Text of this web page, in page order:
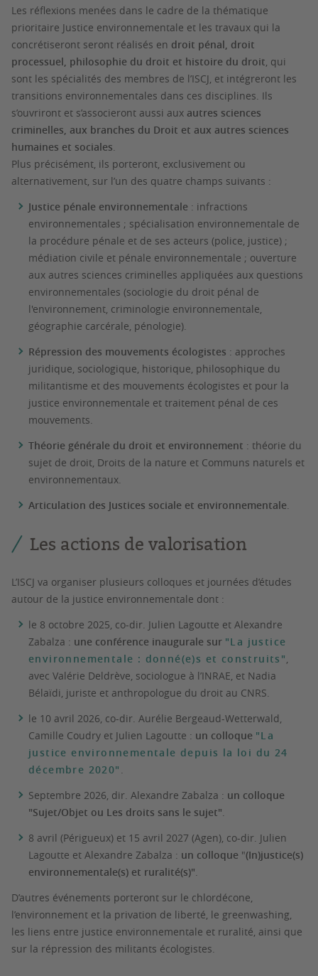
Les réflexions menées dans le cadre de la thématique
prioritaire Justice environnementale et les travaux qui la
concrétiseront seront réalisés en droit pénal, droit
processuel, philosophie du droit et histoire du droit, qui
sont les spécialités des membres de l’ISCJ, et intégreront les
transitions environnementales dans ces disciplines. Ils
s’ouvriront et s’associeront aussi aux autres sciences
criminelles, aux branches du Droit et aux autres sciences
humaines et sociales.
Plus précisément, ils porteront, exclusivement ou
alternativement, sur l’un des quatre champs suivants :
Justice pénale environnementale : infractions
environnementales ; spécialisation environnementale de
la procédure pénale et de ses acteurs (police, justice) ;
médiation civile et pénale environnementale ; ouverture
aux autres sciences criminelles appliquées aux questions
environnementales (sociologie du droit pénal de
l'environnement, criminologie environnementale,
géographie carcérale, pénologie).
Répression des mouvements écologistes : approches
juridique, sociologique, historique, philosophique du
militantisme et des mouvements écologistes et pour la
justice environnementale et traitement pénal de ces
mouvements.
Théorie générale du droit et environnement : théorie du
sujet de droit, Droits de la nature et Communs naturels et
environnementaux.
Articulation des Justices sociale et environnementale.
Les actions de valorisation
L’ISCJ va organiser plusieurs colloques et journées d’études
autour de la justice environnementale dont :
le 8 octobre 2025, co-dir. Julien Lagoutte et Alexandre
Zabalza : une conférence inaugurale sur "La justice
environnementale : donné(e)s et construits",
avec Valérie Deldrève, sociologue à l’INRAE, et Nadia
Bélaïdi, juriste et anthropologue du droit au CNRS.
le 10 avril 2026, co-dir. Aurélie Bergeaud-Wetterwald,
Camille Coudry et Julien Lagoutte : un colloque "La
justice environnementale depuis la loi du 24
décembre 2020" .
Septembre 2026, dir. Alexandre Zabalza : un colloque
"Sujet/Objet ou Les droits sans le sujet".
8 avril (Périgueux) et 15 avril 2027 (Agen), co-dir. Julien
Lagoutte et Alexandre Zabalza : un colloque "(In)justice(s)
environnementale(s) et ruralité(s)".
D’autres événements porteront sur le chlordécone,
l’environnement et la privation de liberté, le greenwashing,
les liens entre justice environnementale et ruralité, ainsi que
sur la répression des militants écologistes.